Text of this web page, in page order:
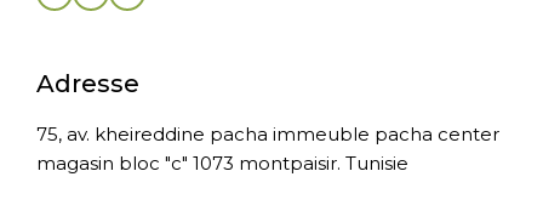
Adresse
75, av. kheireddine pacha immeuble pacha center
magasin bloc "c" 1073 montpaisir. Tunisie